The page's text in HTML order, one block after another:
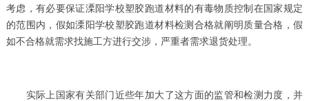
考虑，有必要保证溧阳学校塑胶跑道材料的有毒物质控制在国家规定
的范围内，假如溧阳学校塑胶跑道材料检测合格就阐明质量合格，假
如不合格就需求找施工方进行交涉，严重者需求退货处理。
实际上国家有关部门近些年加大了这方面的监管和检测力度，并